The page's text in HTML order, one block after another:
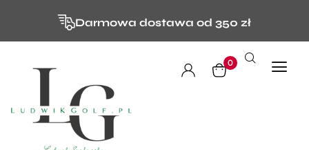
Darmowa dostawa od 350 zł
0